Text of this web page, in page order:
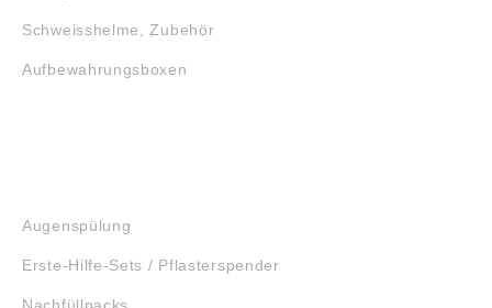
Schweisshelme, Zubehör
Aufbewahrungsboxen
Augenspülung
Erste-Hilfe-Sets / Pflasterspender
Nachfüllpacks